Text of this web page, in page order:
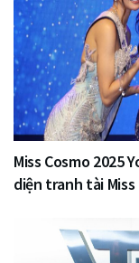
Miss Cosmo 2025
diện tranh tài Miss